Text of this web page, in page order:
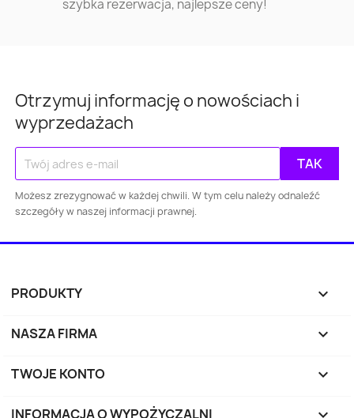
Warszawa
Gdańsk Szczecin Bydgoszcz
Katowice Gdynia Częstochowa
Sosnowiec
Zabrze
szybka rezerwacja, najlepsze ceny!
Otrzymuj informację o nowościach i
wyprzedażach
Możesz zrezygnować w każdej chwili. W tym celu należy odnaleźć
szczegóły w naszej informacji prawnej.
PRODUKTY 
NASZA FIRMA 
TWOJE KONTO 
INFORMACJA O WYPOŻYCZALNI